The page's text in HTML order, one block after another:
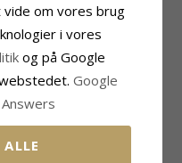
4,0 mm
2,0 mm
6,8 G
Ca. 3 Uger
vide om vores brug
i vores
og på Google
Google
ALLE